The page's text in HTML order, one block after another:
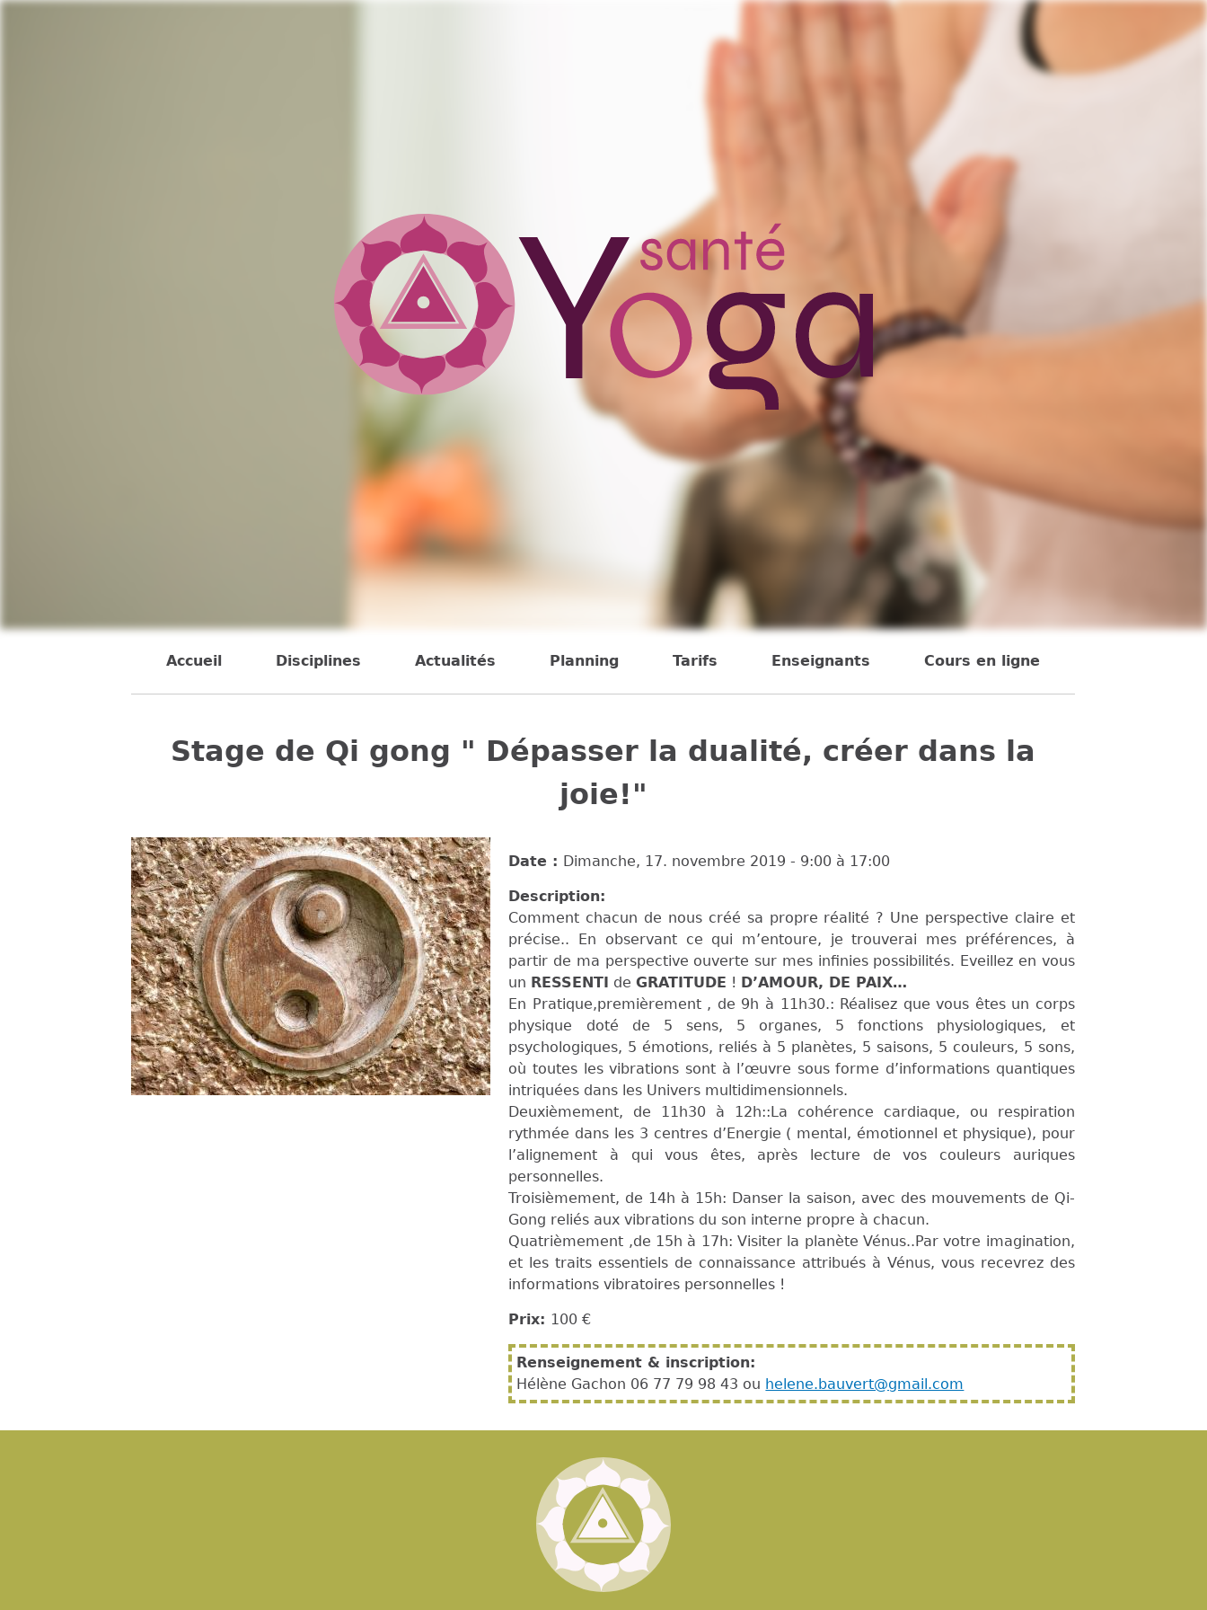
Stage de Qi gong " Dépasser la dualité, créer dans la
joie!"
Date : Dimanche, 17. novembre 2019 - 9:00 à 17:00
Description:
Comment chacun de nous créé sa propre réalité ? Une perspective claire et
précise.. En observant ce qui m’entoure, je trouverai mes préférences, à
partir de ma perspective ouverte sur mes infinies possibilités. Eveillez en vous
un RESSENTI deGRATITUDE ! D’AMOUR, DE PAIX…
En Pratique,premièrement , de 9h à 11h30.: Réalisez que vous êtes un corps
physique doté de 5 sens, 5 organes, 5 fonctions physiologiques, et
psychologiques, 5 émotions, reliés à 5 planètes, 5 saisons, 5 couleurs, 5 sons,
où toutes les vibrations sont à l’œuvre sous forme d’informations quantiques
intriquées dans les Univers multidimensionnels.
Deuxièmement, de 11h30 à 12h::La cohérence cardiaque, ou respiration
rythmée dans les 3 centres d’Energie ( mental, émotionnel et physique), pour
l’alignement à qui vous êtes, après lecture de vos couleurs auriques
personnelles.
Troisièmement, de 14h à 15h: Danser la saison, avec des mouvements de Qi-
Gong reliés aux vibrations du son interne propre à chacun.
Quatrièmement ,de 15h à 17h: Visiter la planète Vénus..Par votre imagination,
et les traits essentiels de connaissance attribués à Vénus, vous recevrez des
informations vibratoires personnelles !
Prix: 100 €
Renseignement & inscription:
Hélène Gachon 06 77 79 98 43 ou helene.bauvert@gmail.com
Accueil Disciplines Actualités Planning Tarifs Enseignants Cours en ligne